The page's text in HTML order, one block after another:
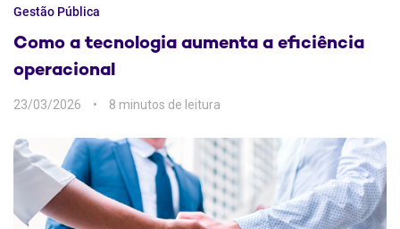
Gestão Pública
Como a tecnologia aumenta a eficiência
operacional
23/03/2026 8 min